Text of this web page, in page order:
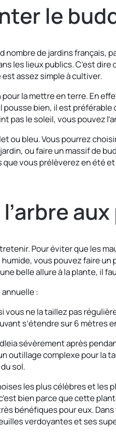
le
nombre de jardins français,
les lieux publics. C’est
est assez simple à cultiver.
pour la mettre en terre. En
bien, il est préférable
pas le soleil, vous pouvez
ou bleu. Vous pourrez
ou faire un massif de
vous prélèverez en été
Pour éviter que les
vous pouvez faire un
belle allure à la plante, il
:
vous ne la taillez pas
s’étendre sur 6 mètres
sévèrement après
outillage complexe pour la
sol.
les plus célèbres et les
bien parce que cette
bénéfiques pour eux.
verdoyantes et ses